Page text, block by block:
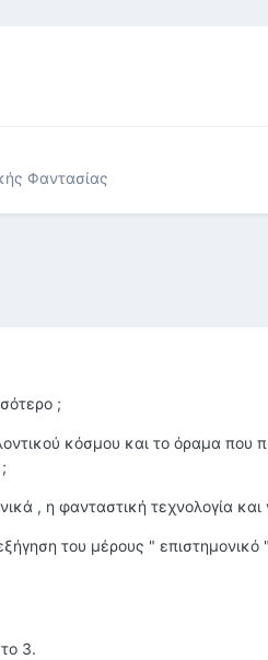
Φαντασίας
;
κόσμου και το όραμα που
, η φανταστική τεχνολογία
του μέρους "
3.